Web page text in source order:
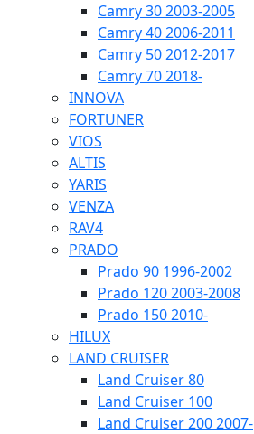
Camry 30 2003-2005
Camry 40 2006-2011
Camry 50 2012-2017
Camry 70 2018-
INNOVA
FORTUNER
VIOS
ALTIS
YARIS
VENZA
RAV4
PRADO
Prado 90 1996-2002
Prado 120 2003-2008
Prado 150 2010-
HILUX
LAND CRUISER
Land Cruiser 80
Land Cruiser 100
Land Cruiser 200 2007-